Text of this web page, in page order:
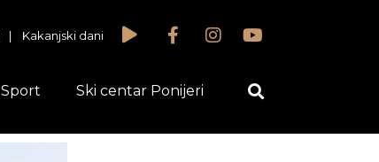
| Kakanjski dani
Sport Ski centar Ponijeri